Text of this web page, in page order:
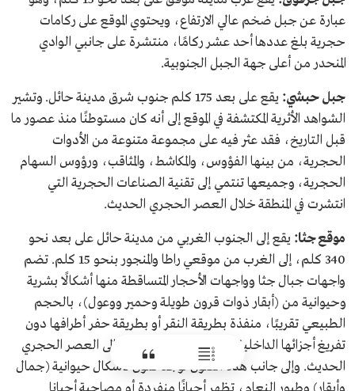
عبارة عن جبل ضخم عالي الارتفاع، ويحتوي الموقع على ركامات
حجرية بلغ عددها أحد عشر ركامًا، منتشرة على جانبي الوادي
المنحدر من أعلى جهة الجبل الجنوبية.
جبل حبشي:
يقع على بعد 175 كلم جنوب شرق مدينة حائل. وتشير
الشواهد الأثرية المكتشفة في الموقع إلى أنه كان مستوطنًا منذ عصور ما
قبل التاريخ، فقد عثر فيه على مجموعة متنوعة من الأدوات
الحجرية، من بينها الفؤوس، والمكاشط، والمثاقب، ورؤوس السهام
الحجرية، وجميعها تنتمي إلى تقنية الصناعات الحجرية التي
انتشرت في المنطقة خلال العصر الحجري الحديث.
موقع جثا: يقع إلى الجنوب الغربي من مدينة حائل على بعد نحو
340 كلم، إلى الغرب من موقعي راطا والمنجور بنحو 15 كلم. تضم
واجهات جبال جثا وواجهات الأحجار المتساقطة منها أشكالًا بشرية
وحيوانية من (أبقار ذوات قرون طويلة وحمير ووعول)، بالحجم
الطبيعي تقريبًا، منفذة بطريقة النقر أو بطريقة حفر أطرافها دون
تفريغ أجزائها الداخلية، ومن المعتقد أنها تعود إلى العصر الحجري
الحديث. وإلى جانب هذه الفنون توجد فنون لأشكال حيوانية (جمال